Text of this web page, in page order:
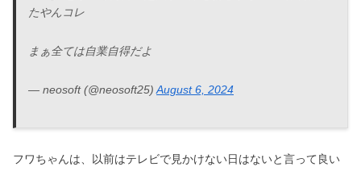
たやんコレ
まぁ全ては自業自得だよ
— neosoft (@neosoft25)August 6, 2024
フワちゃんは、以前はテレビで見かけない日はないと言って良い